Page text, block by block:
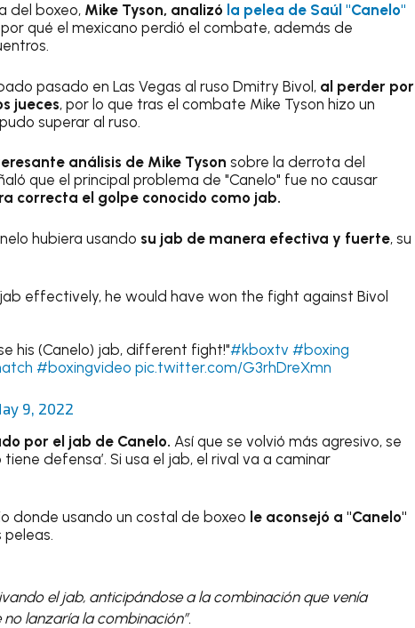
del boxeo, Mike Tyson, analizó la pelea de Saúl "Canelo"
qué el mexicano perdió el combate, además de
pasado en Las Vegas al ruso Dmitry Bivol, al perder por
jueces, por lo que tras el combate Mike Tyson hizo un
superar al ruso.
análisis de Mike Tyson sobre la derrota del
que el principal problema de "Canelo" fue no causar
correcta el golpe conocido como jab.
hubiera usando su jab de manera efectiva y fuerte, su
effectively, he would have won the fight against Bivol
his (Canelo) jab, different fight!"#kboxtv #boxing
#boxingvideo pic.twitter.com/G3rhDreXmn
9, 2022
por el jab de Canelo. Así que se volvió más agresivo, se
defensa’. Si usa el jab, el rival va a caminar
donde usando un costal de boxeo le aconsejó a "Canelo"
peleas.
el jab, anticipándose a la combinación que venía
lanzaría la combinación”.